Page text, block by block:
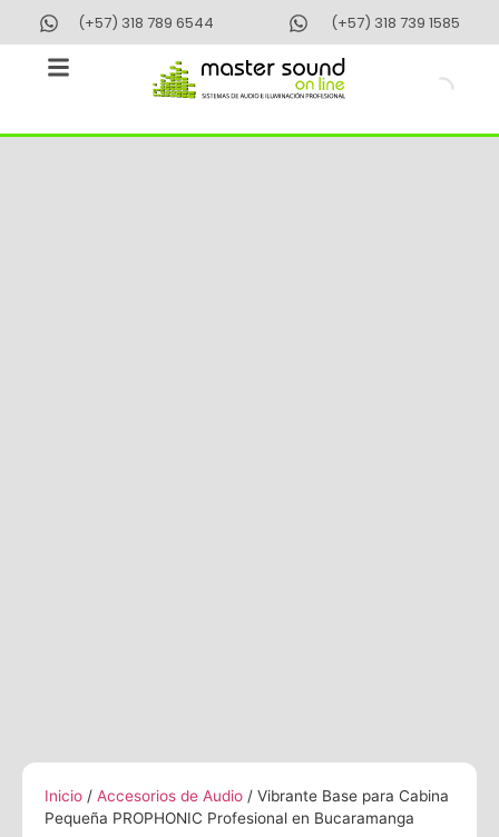
contenido
(+57) 318 789 6544 (+57) 318 739 1585
Inicio / Accesorios de Audio / Vibrante Base para Cabina
Pequeña PROPHONIC Profesional en Bucaramanga